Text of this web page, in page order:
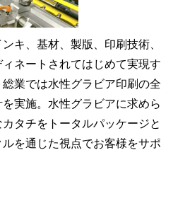
キ、基材、製版、印刷技術、
ネートされてはじめて実現す
業では水性グラビア印刷の全
実施。水性グラビアに求めら
タチをトータルパッケージと
を通じた視点でお客様をサポ